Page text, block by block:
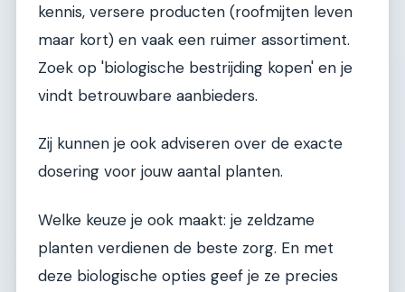
kennis, versere producten (roofmijten leven
maar kort) en vaak een ruimer assortiment.
Zoek op 'biologische bestrijding kopen' en je
vindt betrouwbare aanbieders.
Zij kunnen je ook adviseren over de exacte
dosering voor jouw aantal planten.
Welke keuze je ook maakt: je zeldzame
planten verdienen de beste zorg. En met
deze biologische opties geef je ze precies